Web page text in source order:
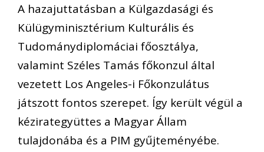
A hazajuttatásban a Külgazdasági és
Külügyminisztérium Kulturális és
Tudománydiplomáciai főosztálya,
valamint Széles Tamás főkonzul által
vezetett Los Angeles-i Főkonzulátus
játszott fontos szerepet. Így került végül a
kézirategyüttes a Magyar Állam
tulajdonába és a PIM gyűjteményébe.